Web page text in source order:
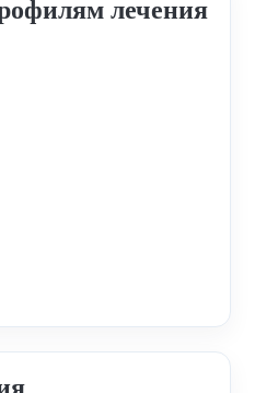
лечения